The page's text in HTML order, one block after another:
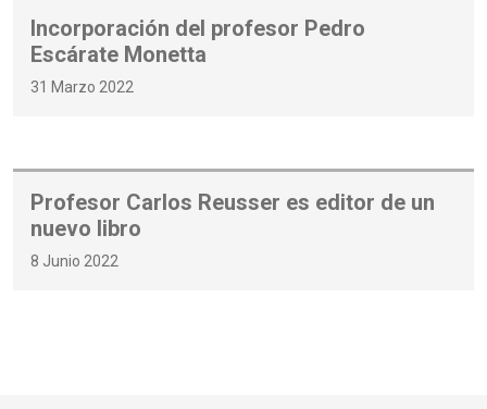
Incorporación del profesor Pedro
Escárate Monetta
31 Marzo 2022
Profesor Carlos Reusser es editor de un
nuevo libro
8 Junio 2022